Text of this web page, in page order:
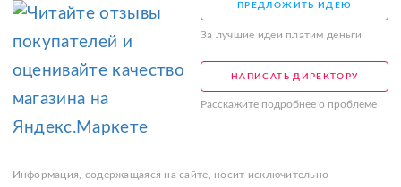
ПРЕДЛОЖИТЬ ИДЕЮ
За лучшие идеи платим деньги
НАПИСАТЬ ДИРЕКТОРУ
Расскажите подробнее о проблеме
Информация, содержащаяся на сайте, носит исключительно